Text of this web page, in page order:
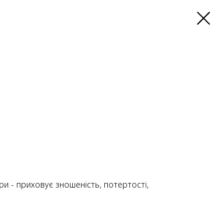
- приховує зношеність, потертості,